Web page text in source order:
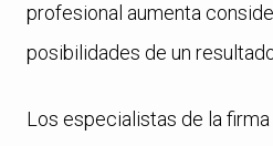
profesional aumenta
posibilidades de un
Los especialistas de la